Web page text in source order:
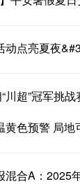
动点亮夏夜
川超”冠军挑
黄色预警 局
混合A：2025